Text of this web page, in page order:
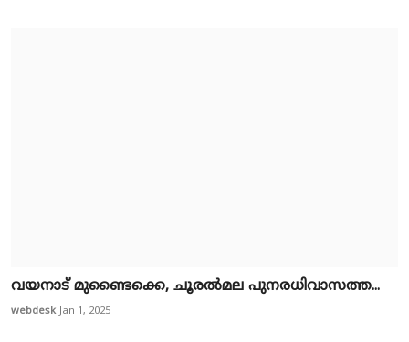
വ​യ​നാ​ട് മു​ണ്ടൈ​ക്കെ, ചൂ​ര​ല്‍​മ​ല പു​ന​ര​ധി​വാ​സ​ത്ത...
webdesk Jan 1, 2025